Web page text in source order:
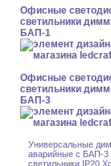
Офисные
светильники
БАП-1
Офисные
светильники
БАП-3
Универсальные
аварийные с БАП-3
светильники IP20